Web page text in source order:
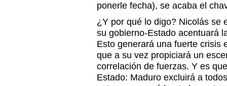
ponerle fecha), se acaba el
¿Y por qué lo digo? Nicolás se
su gobierno-Estado acentuará
Esto generará una fuerte crisis
que a su vez propiciará un
correlación de fuerzas. Y es
Estado: Maduro excluirá a